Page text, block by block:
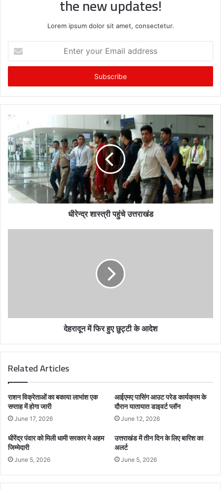
the new updates!
Lorem ipsum dolor sit amet, consectetur.
t
r
y
u
E
m
a
i
l
a
धीरेन्द्र शास्त्री पहुंचे उत्तराखंड
देहरादून में फिर हुए छुट्टी के आदेश
Related Articles
राशन विक्रेताओं का बकाया लाभांश एक
सप्ताह में होगा जारी
June 17, 2026
आईएमए पासिंग आउट परेड कार्यक्रम के
दौरान यातायात डाइवर्ट प्लॉन
June 12, 2026
धीरेंद्र पंवार को मिली धामी सरकार मे अहम
जिम्मेदारी
June 5, 2026
उत्तराखंड में तीन दिन के लिए बारिश का
अलर्ट
June 5, 2026